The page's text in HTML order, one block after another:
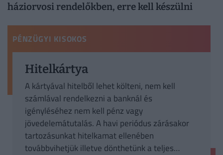
háziorvosi rendelőkben, erre kell készülni
PÉNZÜGYI KISOKOS
Hitelkártya
A kártyával hitelből lehet költeni, nem kell
számlával rendelkezni a banknál és
igényléséhez nem kell pénz vagy
jövedelemátutalás. A havi periódus zárásakor
tartozásunkat hitelkamat ellenében
továbbvihetjük illetve dönthetünk a teljes